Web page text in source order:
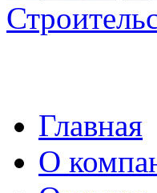
Главная
О